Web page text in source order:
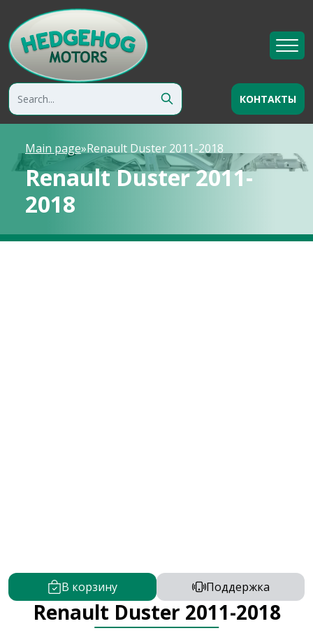
КОНТАКТЫ
Main page»Renault Duster 2011-2018
Renault Duster 2011-
2018
В корзину Поддержка
Renault Duster 2011-2018